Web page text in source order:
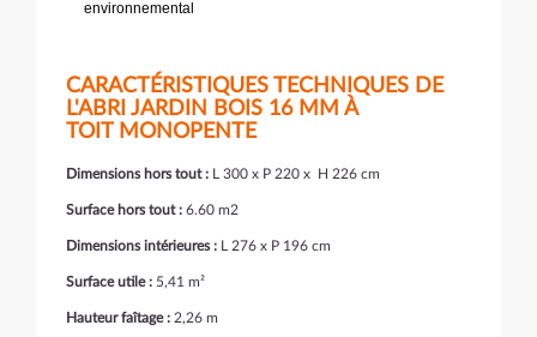
environnemental
CARACTÉRISTIQUES TECHNIQUES DE
L'ABRI JARDIN BOIS 16 MM À
TOIT MONOPENTE
Dimensions hors tout : L 300 x P 220 x H 226 cm
Surface hors tout : 6.60 m2
Dimensions intérieures : L 276 x P 196 cm
Surface utile : 5,41 m²
Hauteur faîtage : 2,26 m